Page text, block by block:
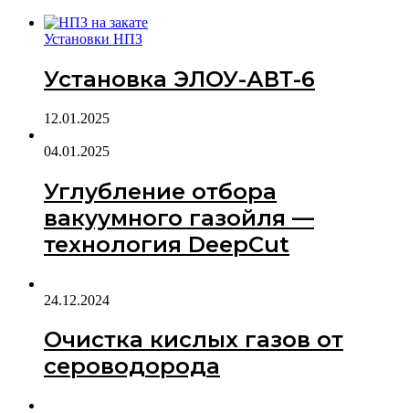
Установки НПЗ
Установка ЭЛОУ-АВТ-6
12.01.2025
04.01.2025
Углубление отбора
вакуумного газойля —
технология DeepCut
24.12.2024
Очистка кислых газов от
сероводорода